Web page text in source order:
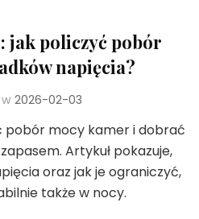
jak policzyć pobór
napięcia?
w 2026-02-03
pobór mocy kamer i dobrać
Artykuł pokazuje,
oraz jak je ograniczyć,
także w nocy.